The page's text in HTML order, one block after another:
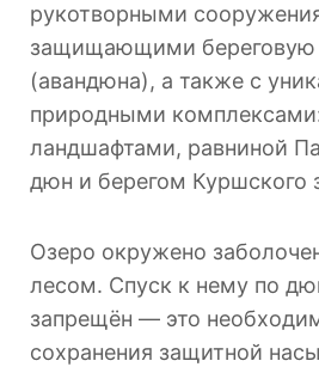
рукотворными
защищающими
(авандюна), а также с
природными
ландшафтами, равниной
дюн и берегом Куршского
Озеро окружено
лесом. Спуск к нему по
запрещён — это
сохранения защитной